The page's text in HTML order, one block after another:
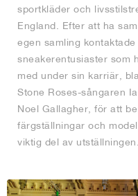
sportkläder och
England. Efter att ha
egen samling
sneakerentusiaster som
med under sin karriär,
Stone Roses-sångaren
Noel Gallagher, för att
färgställningar och
viktig del av utställningen.